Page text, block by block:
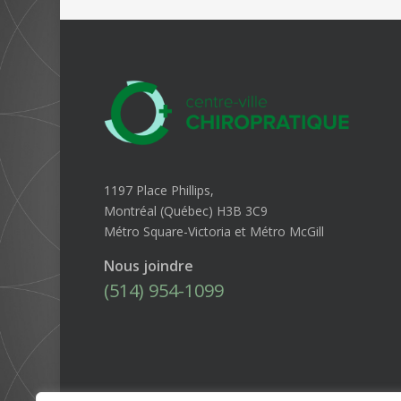
1197 Place Phillips,
Montréal (Québec) H3B 3C9
Métro Square-Victoria et Métro McGill
Nous joindre
(514) 954-1099